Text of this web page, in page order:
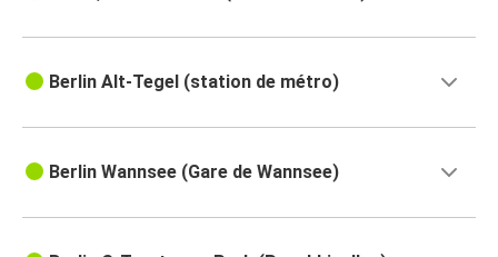
Berlin Alt-Tegel (station de métro)
Berlin Wannsee (Gare de Wannsee)